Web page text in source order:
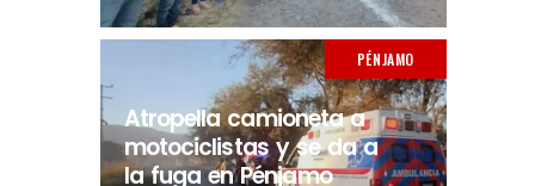
PÉNJAMO
Atropella camioneta a
motociclistas y se da a
la fuga en Pénjamo